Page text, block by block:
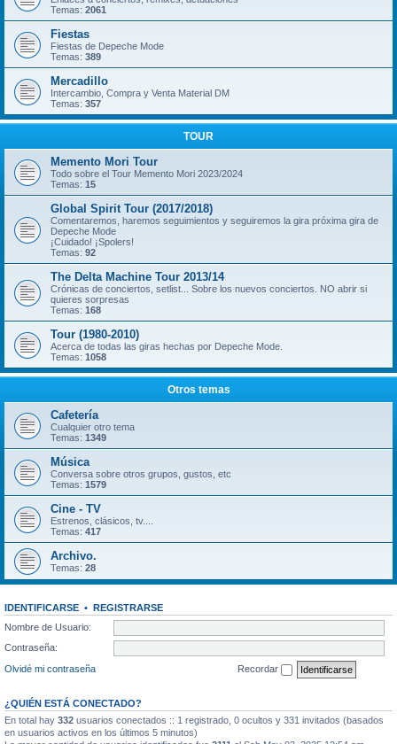
Temas: 2061
Fiestas
Fiestas de Depeche Mode
Temas: 389
Mercadillo
Intercambio, Compra y Venta Material DM
Temas: 357
TOUR
Memento Mori Tour
Todo sobre el Tour Memento Mori 2023/2024
Temas: 15
Global Spirit Tour (2017/2018)
Comentaremos, haremos seguimientos y seguiremos la gira próxima gira de
Depeche Mode
¡Cuidado! ¡Spolers!
Temas: 92
The Delta Machine Tour 2013/14
Crónicas de conciertos, setlist... Sobre los nuevos conciertos. NO abrir si
quieres sorpresas
Temas: 168
Tour (1980-2010)
Acerca de todas las giras hechas por Depeche Mode.
Temas: 1058
Otros temas
Cafetería
Cualquier otro tema
Temas: 1349
Música
Conversa sobre otros grupos, gustos, etc
Temas: 1579
Cine - TV
Estrenos, clásicos, tv....
Temas: 417
Archivo.
Temas: 28
IDENTIFICARSE • REGISTRARSE
Nombre de Usuario:
Contraseña:
Olvidé mi contraseña
Recordar
¿QUIÉN ESTÁ CONECTADO?
En total hay 332 usuarios conectados :: 1 registrado, 0 ocultos y 331 invitados (basados
en usuarios activos en los últimos 5 minutos)